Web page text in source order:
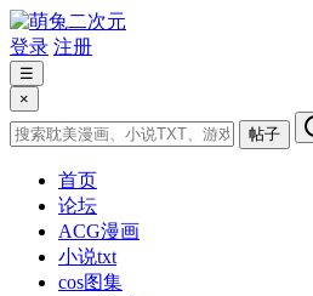
登录 注册
☰
×
帖子
首页
论坛
ACG漫画
小说txt
cos图集